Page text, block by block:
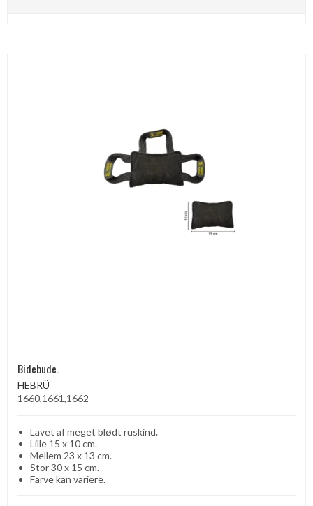
Bidebude.
HEBRÜ
1660,1661,1662
Lavet af meget blødt ruskind.
Lille 15 x 10 cm.
Mellem 23 x 13 cm.
Stor 30 x 15 cm.
Farve kan variere.